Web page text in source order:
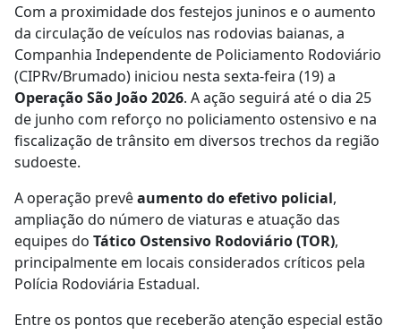
Com a proximidade dos festejos juninos e o aumento
da circulação de veículos nas rodovias baianas, a
Companhia Independente de Policiamento Rodoviário
(CIPRv/Brumado) iniciou nesta sexta-feira (19) a
Operação São João 2026. A ação seguirá até o dia 25
de junho com reforço no policiamento ostensivo e na
fiscalização de trânsito em diversos trechos da região
sudoeste.
A operação prevêaumento do efetivo policial,
ampliação do número de viaturas e atuação das
equipes do Tático Ostensivo Rodoviário (TOR),
principalmente em locais considerados críticos pela
Polícia Rodoviária Estadual.
Entre os pontos que receberão atenção especial estão